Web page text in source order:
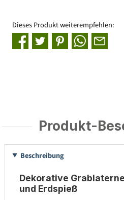
Dieses Produkt weiterempfehlen:
Produkt-
Beschreibung
Dekorative
und Erdspieß